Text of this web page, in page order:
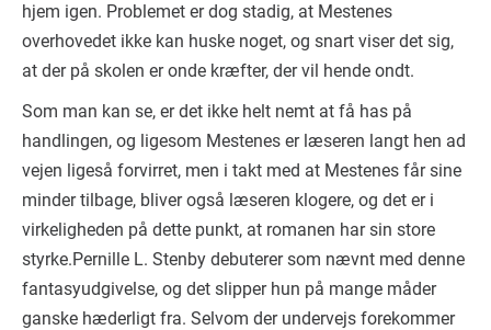
hjem igen. Problemet er dog stadig, at Mestenes
overhovedet ikke kan huske noget, og snart viser det sig,
at der på skolen er onde kræfter, der vil hende ondt.
Som man kan se, er det ikke helt nemt at få has på
handlingen, og ligesom Mestenes er læseren langt hen ad
vejen ligeså forvirret, men i takt med at Mestenes får sine
minder tilbage, bliver også læseren klogere, og det er i
virkeligheden på dette punkt, at romanen har sin store
styrke.Pernille L. Stenby debuterer som nævnt med denne
fantasyudgivelse, og det slipper hun på mange måder
ganske hæderligt fra. Selvom der undervejs forekommer